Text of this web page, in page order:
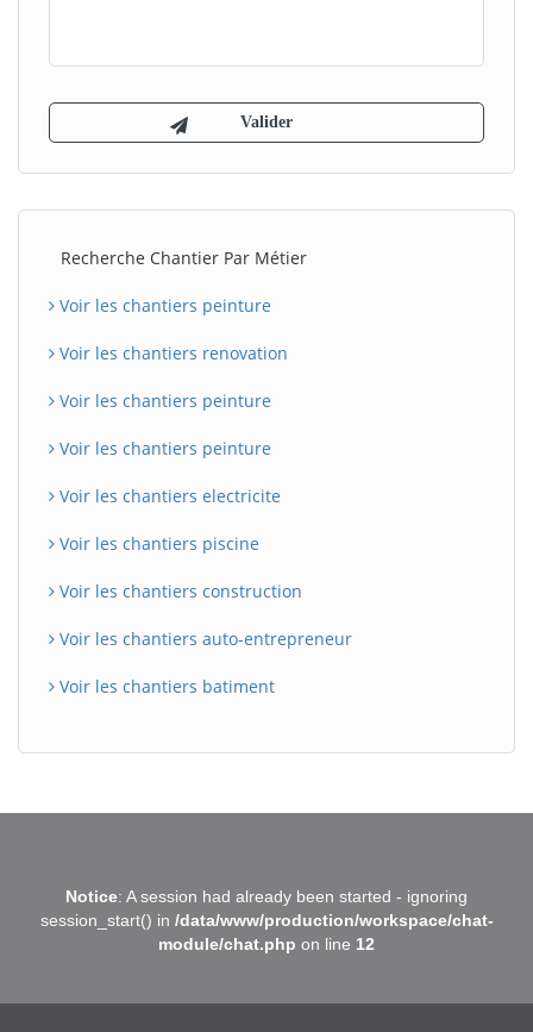
Recherche Chantier Par Métier
Voir les chantiers peinture
Voir les chantiers renovation
Voir les chantiers peinture
Voir les chantiers peinture
Voir les chantiers electricite
Voir les chantiers piscine
Voir les chantiers construction
Voir les chantiers auto-entrepreneur
Voir les chantiers batiment
Notice: A session had already been started - ignoring
session_start() in /data/www/production/workspace/chat-
module/chat.php on line 12
B
Assistant en ligne